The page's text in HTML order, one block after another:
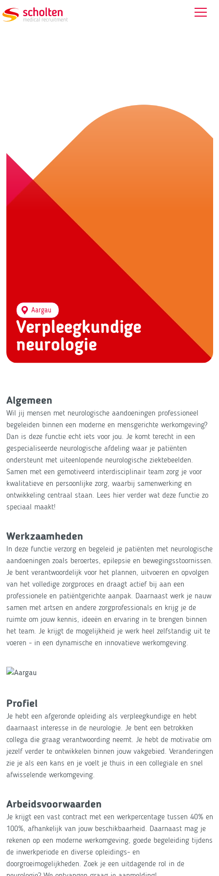
Verpleegkundige
neurologie
Aargau
Algemeen
Wil jij mensen met neurologische aandoeningen professioneel
begeleiden binnen een moderne en mensgerichte werkomgeving?
Dan is deze functie echt iets voor jou. Je komt terecht in een
gespecialiseerde neurologische afdeling waar je patiënten
ondersteunt met uiteenlopende neurologische ziektebeelden.
Samen met een gemotiveerd interdisciplinair team zorg je voor
kwalitatieve en persoonlijke zorg, waarbij samenwerking en
ontwikkeling centraal staan. Lees hier verder wat deze functie zo
speciaal maakt!
Werkzaamheden
In deze functie verzorg en begeleid je patiënten met neurologische
aandoeningen zoals beroertes, epilepsie en bewegingsstoornissen.
Je bent verantwoordelijk voor het plannen, uitvoeren en opvolgen
van het volledige zorgproces en draagt actief bij aan een
professionele en patiëntgerichte aanpak. Daarnaast werk je nauw
samen met artsen en andere zorgprofessionals en krijg je de
ruimte om jouw kennis, ideeën en ervaring in te brengen binnen
het team. Je krijgt de mogelijkheid je werk heel zelfstandig uit te
voeren - in een dynamische en innovatieve werkomgeving.
Profiel
Je hebt een afgeronde opleiding als verpleegkundige en hebt
daarnaast interesse in de neurologie. Je bent een betrokken
collega die graag verantwoording neemt. Je hebt de motivatie om
jezelf verder te ontwikkelen binnen jouw vakgebied. Veranderingen
zie je als een kans en je voelt je thuis in een collegiale en snel
afwisselende werkomgeving.
Arbeidsvoorwaarden
Je krijgt een vast contract met een werkpercentage tussen 40% en
100%, afhankelijk van jouw beschikbaarheid. Daarnaast mag je
rekenen op een moderne werkomgeving, goede begeleiding tijdens
de inwerkperiode en diverse opleidings- en
doorgroeimogelijkheden. Zoek je een uitdagende rol in de